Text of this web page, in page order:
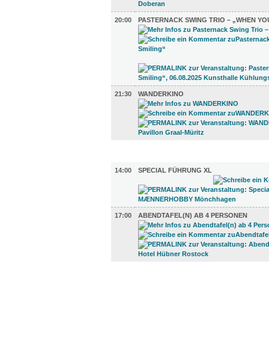
20:00 PASTERNACK SWING TRIO – „WHEN
21:30 WANDERKINO
14:00
SPECIAL FÜHRUNG XL
17:00 ABENDTAFEL(N) AB 4 PERSONEN